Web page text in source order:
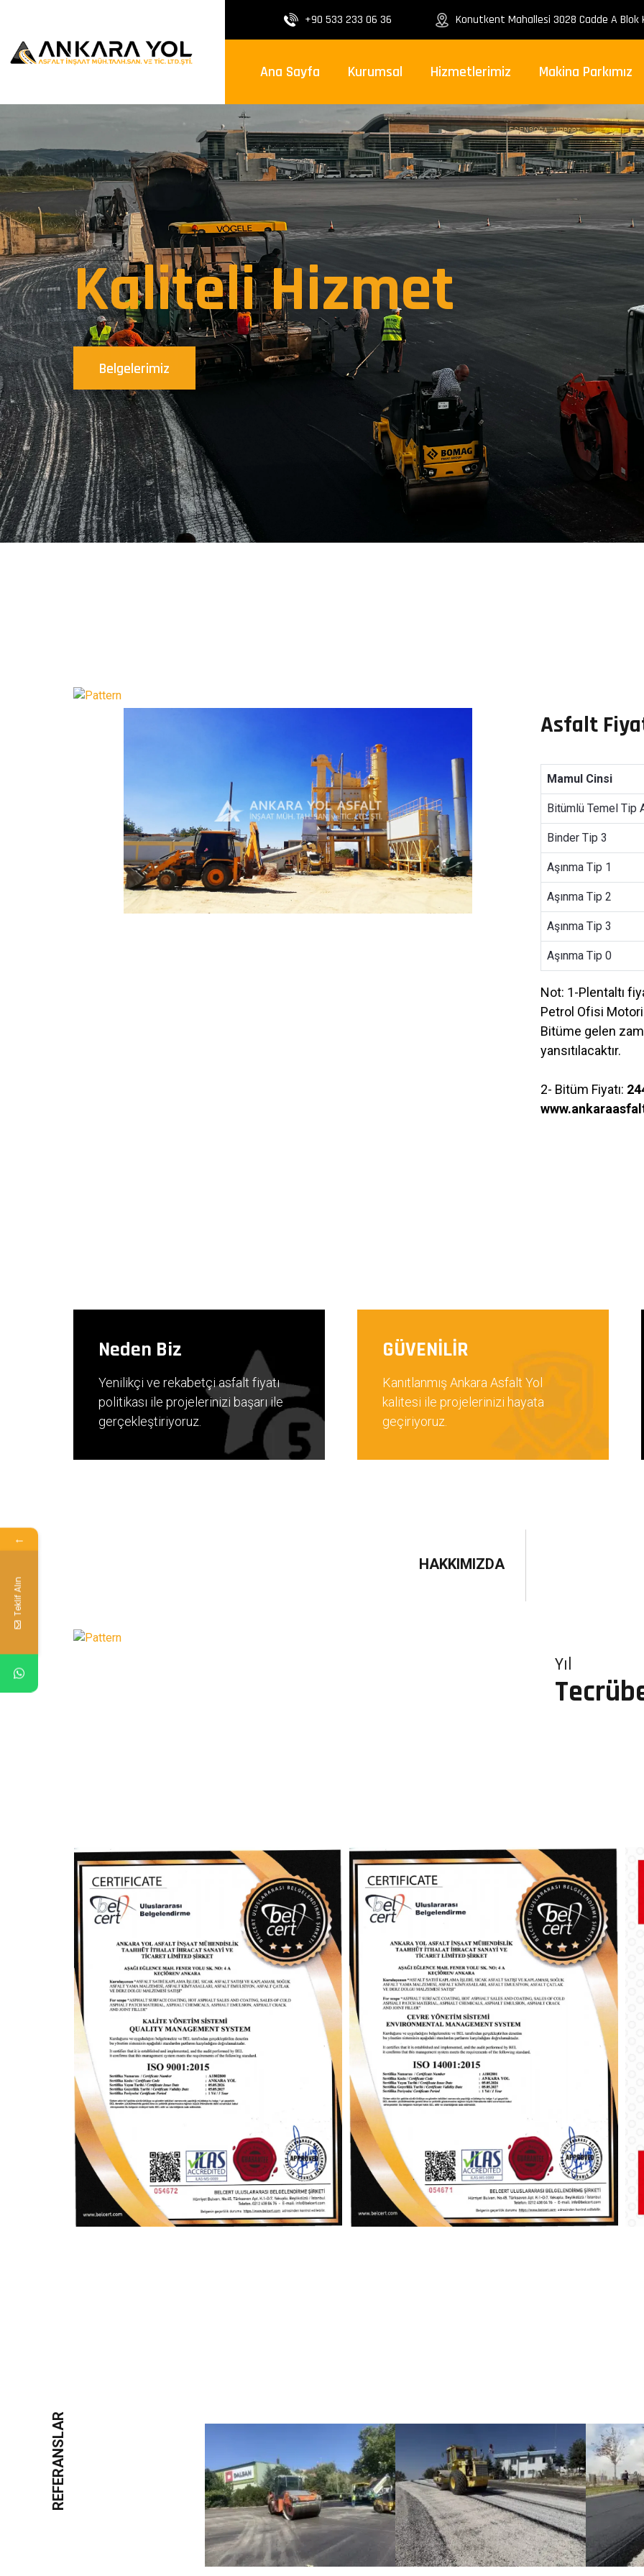
+90 533 233 06 36 Konutkent Mahallesi 3028 Cadde A Blok
Ana Sayfa Kurumsal Hizmetlerimiz Makina Parkımız
Asfalt
Mamul Cinsi
Bitümlü Temel Tip
Binder Tip 3
Aşınma Tip 1
Aşınma Tip 2
Aşınma Tip 3
Aşınma Tip 0
Not: 1-Plentaltı
Petrol Ofisi
Bitüme gelen
yansıtılacaktır.
2- Bitüm Fiyatı:
Neden Biz
Yenilikçi ve rekabetçi asfalt fiyatı
politikası ile projelerinizi başarı ile
gerçekleştiriyoruz.
GÜVENİLİR
Kanıtlanmış Ankara Asfalt Yol
kalitesi ile projelerinizi hayata
geçiriyoruz.
HAKKIMIZDA
Yıl
REFERANSLAR
←
Teklif Alın